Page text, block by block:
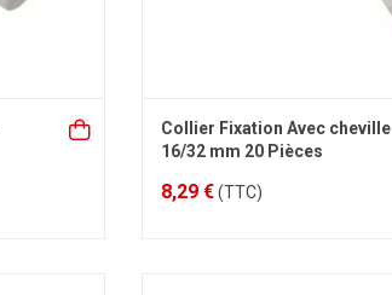
Collier Fixation Avec cheville
16/32 mm 20 Pièces
8,29 €(TTC)